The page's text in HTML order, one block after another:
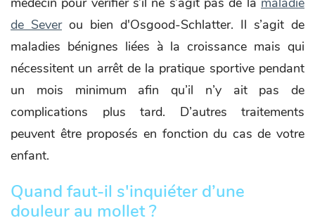
de Severou bien d'Osgood-Schlatter. Il s’agit de
maladies bénignes liées à la croissance mais qui
nécessitent un arrêt de la pratique sportive pendant
un mois minimum afin qu’il n’y ait pas de
complications plus tard. D’autres traitements
peuvent être proposés en fonction du cas de votre
enfant.
Quand faut-il s'inquiéter d’une
douleur au mollet ?